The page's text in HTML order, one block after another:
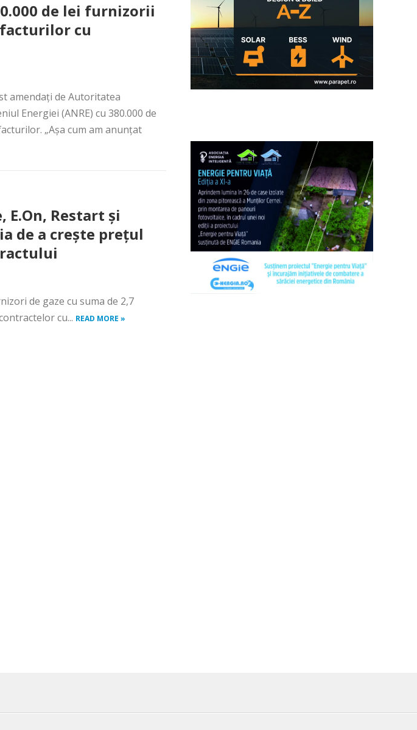
de lei furnizorii
cu
amendaţi de Autoritatea
Energiei (ANRE) cu 380.000 de
„Aşa cum am anunţat
E.On, Restart și
de a creşte preţul
de gaze cu suma de 2,7
cu... READ MORE »